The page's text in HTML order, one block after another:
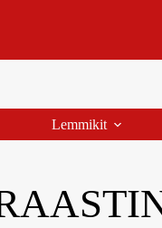
Lemmikit